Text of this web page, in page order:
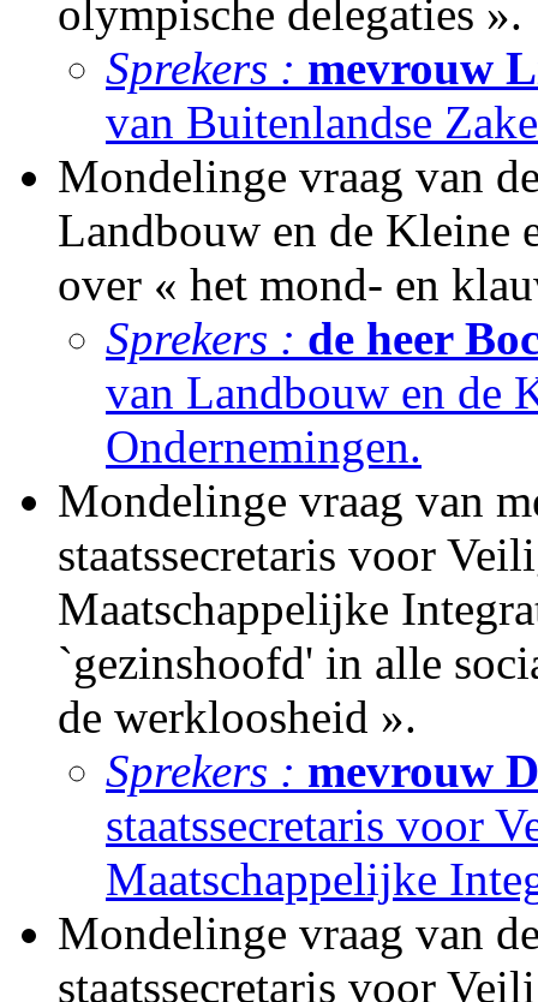
olympische delegaties ».
Sprekers : mevrouw
van Buitenlandse
Mondelinge vraag van
Landbouw en de Kleine
over « het mond- en
Sprekers : de heer
van Landbouw en de
Ondernemingen.
Mondelinge vraag van
staatssecretaris voor
Maatschappelijke
`gezinshoofd' in alle
de werkloosheid ».
Sprekers : mevrouw
staatssecretaris voor
Maatschappelijke
Mondelinge vraag van
staatssecretaris voor